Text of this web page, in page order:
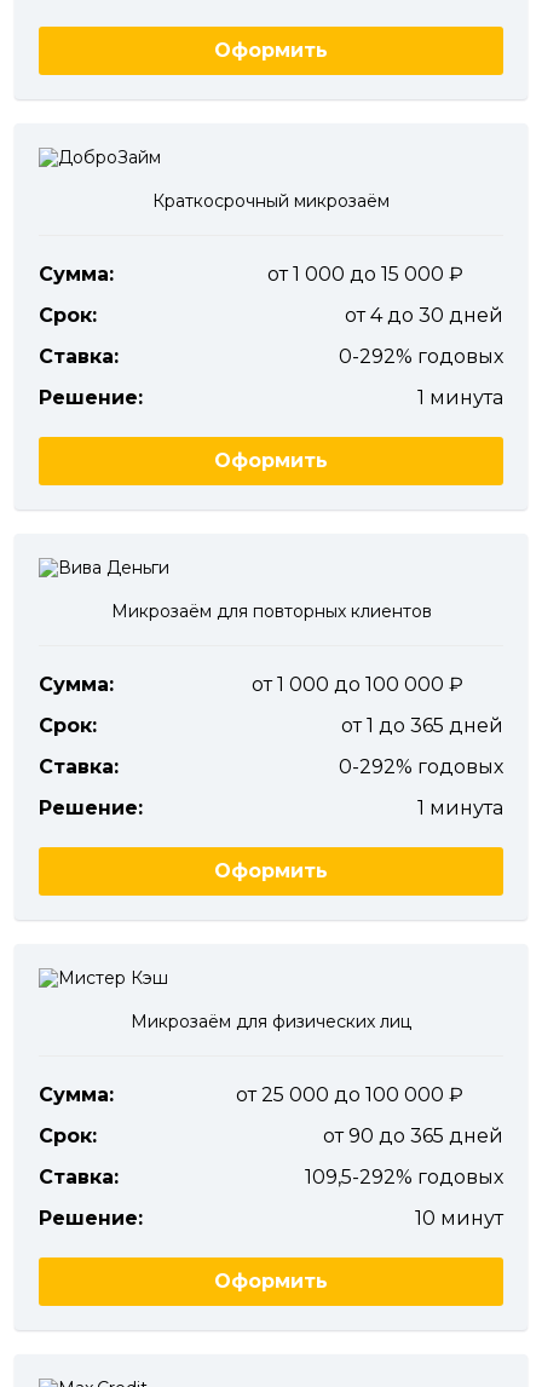
Оформить
Краткосрочный микрозаём
Сумма:
от 1 000 до 15 000
Срок:
от 4 до 30 дней
Ставка:
0-292% годовых
Решение:
1 минута
Оформить
Микрозаём для повторных клиентов
Сумма:
от 1 000 до 100 000
Срок:
от 1 до 365 дней
Ставка:
0-292% годовых
Решение:
1 минута
Оформить
Микрозаём для физических лиц
Сумма:
от 25 000 до 100 000
Срок:
от 90 до 365 дней
Ставка:
109,5-292% годовых
Решение:
10 минут
Оформить